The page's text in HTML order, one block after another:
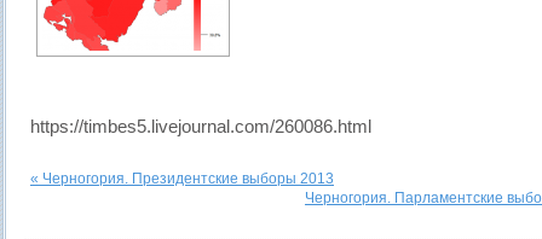
https://timbes5.livejournal.com/260086.html
« Черногория. Президентские выборы 2013
Черногория. Парламентские